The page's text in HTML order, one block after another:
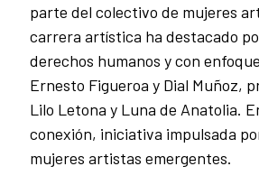
parte del colectivo de mujeres
carrera artística ha destacado
derechos humanos y con
Ernesto Figueroa y Dial Muñoz,
Lilo Letona y Luna de Anatolia.
conexión, iniciativa impulsada
mujeres artistas emergentes.